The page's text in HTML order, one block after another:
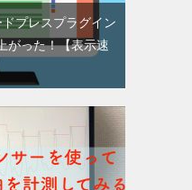
ドプレスプラグイン
がった！【表示速